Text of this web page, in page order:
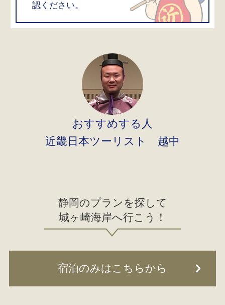
認ください。
おすすめする人
近畿日本ツーリスト 越中
静岡のプランを探して
城ヶ崎海岸へ行こう！
宿泊のみはこちらから